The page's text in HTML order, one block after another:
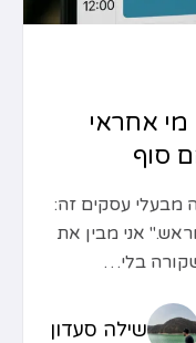
מי אחראי
סוף
מבעלי עסקים זה:
אני מבין את
בלי…
שילה סעדון